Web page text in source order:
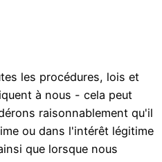
les procédures, lois et
à nous - cela peut
raisonnablement qu'il
ou dans l'intérêt légitime
que lorsque nous